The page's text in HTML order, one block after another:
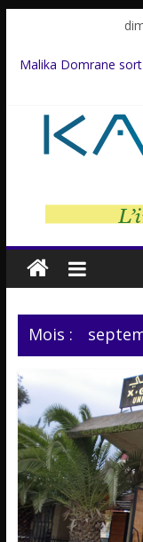
Malika Domrane
Dracula : Une
Azzedine Meddour:
Amnesty
Farid M’Sili : Une vie
Mois :